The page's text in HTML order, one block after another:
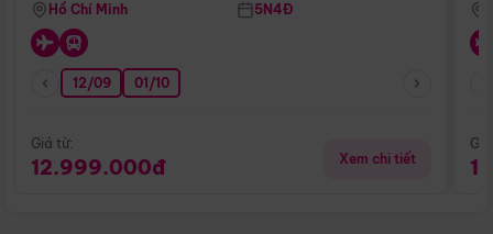
Hồ Chí Minh 5N4Đ
12/09 01/10
Giá từ:
12.999.000đ Xem chi tiết